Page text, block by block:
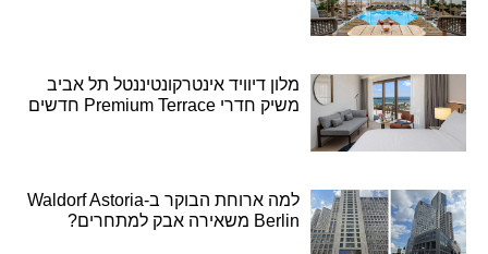
מלון דיוויד אינטרקונטיננטל תל אביב
משיק חדרי Premium Terrace חדשים
למה ארוחת הבוקר ב-Waldorf Astoria
Berlin משאירה אבק למתחרים?